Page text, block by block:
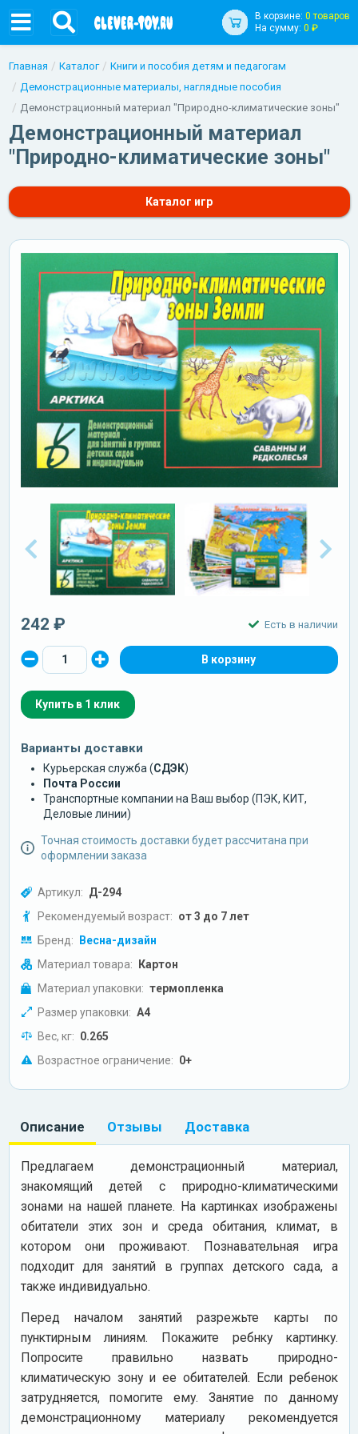
В корзине: 0 товаров
На сумму: 0 ₽
Главная Каталог
Книги и пособия детям и педагогам
Демонстрационные материалы, наглядные пособия
Демонстрационный материал "Природно-климатические зоны"
Демонстрационный материал
"Природно-климатические зоны"
Каталог игр
242 ₽ Есть в наличии
Купить в 1 клик
Варианты доставки
Курьерская служба (СДЭК)
Почта России
Транспортные компании на Ваш выбор (ПЭК, КИТ,
Деловые линии)
Точная стоимость доставки будет рассчитана при
оформлении заказа
Артикул: Д-294
Рекомендуемый возраст: от 3 до 7 лет
Бренд: Весна-дизайн
Материал товара: Картон
Материал упаковки: термопленка
Размер упаковки: А4
Вес, кг: 0.265
Возрастное ограничение: 0+
Описание Отзывы Доставка
Предлагаем демонстрационный материал,
знакомящий детей с природно-климатическими
зонами на нашей планете. На картинках изображены
обитатели этих зон и среда обитания, климат, в
котором они проживают. Познавательная игра
подходит для занятий в группах детского сада, а
также индивидуально.
Перед началом занятий разрежьте карты по
пунктирным линиям. Покажите ребнку картинку.
Попросите правильно назвать природно-
климатическую зону и ее обитателей. Если ребенок
затрудняется, помогите ему. Занятие по данному
демонстрационному материалу рекомендуется